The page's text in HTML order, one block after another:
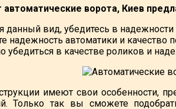
автоматические ворота, Киев
вид, убедитесь в
надежность автоматики и качество
убедиться в качестве роликов и
имеют свои особенности,
Только так вы сможете